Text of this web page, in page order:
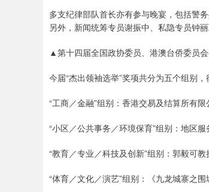
多支纪律部队首长亦有参与晚宴，包括警
另外，新闻统筹专员谢振中、私隐专员钟
▲第十四届全国政协委员、港澳台侨委员
今届“杰出领袖选举”奖项共分为五个组别，
“工商／金融”组别：香港交易及结算所有限
“小区／公共事务／环境保育”组别：地区
“教育／专业／科技及创新”组别：郭毅可教
“体育／文化／演艺”组别：《九龙城寨之